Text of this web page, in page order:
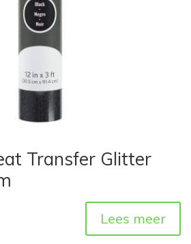
Transfer Glitter
Lees meer